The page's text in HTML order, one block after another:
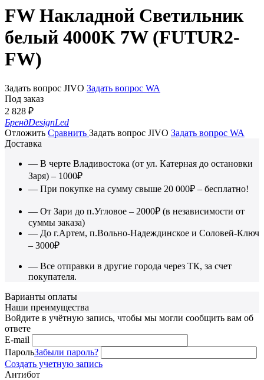
FW Накладной Светильник
белый 4000K 7W (FUTUR2-
FW)
Задать вопрос JIVO Задать вопрос WA
Под заказ
2 828 ₽
БрендDesignLed
Отложить Сравнить Задать вопрос JIVO Задать вопрос WA
Доставка
— В черте Владивостока (от ул. Катерная до остановки
Заря) – 1000₽
— При покупке на сумму свыше 20 000₽ – бесплатно!
— От Зари до п.Угловое – 2000₽ (в независимости от
суммы заказа)
— До г.Артем, п.Вольно-Надеждинское и Соловей-Ключ
– 3000₽
— Все отправки в другие города через ТК, за счет
покупателя.
Варианты оплаты
Наши преимущества
Войдите в учётную запись, чтобы мы могли сообщить вам об
ответе
E-mail
ПарольЗабыли пароль?
Создать учетную запись
Антибот